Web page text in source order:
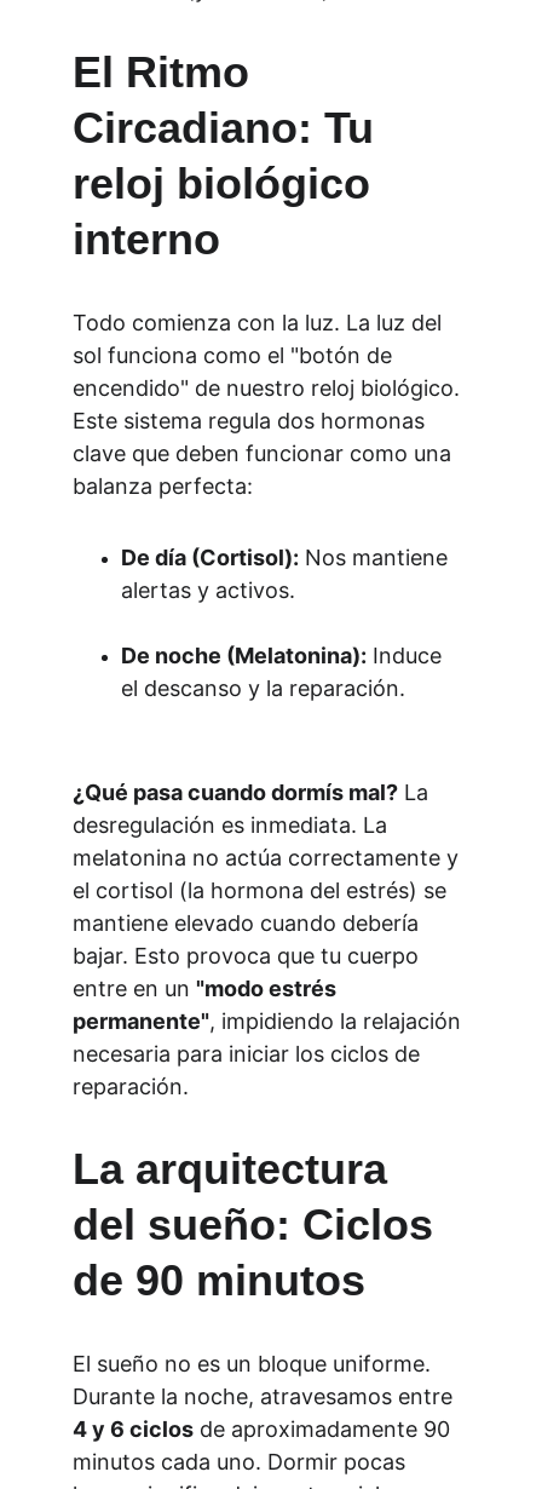
El Ritmo
Circadiano: Tu
reloj biológico
interno
Todo comienza con la luz. La luz del
sol funciona como el "botón de
encendido" de nuestro reloj biológico.
Este sistema regula dos hormonas
clave que deben funcionar como una
balanza perfecta:
De día (Cortisol): Nos mantiene
alertas y activos.
De noche (Melatonina): Induce
el descanso y la reparación.
¿Qué pasa cuando dormís mal? La
desregulación es inmediata. La
melatonina no actúa correctamente y
el cortisol (la hormona del estrés) se
mantiene elevado cuando debería
bajar. Esto provoca que tu cuerpo
entre en un "modo estrés
permanente", impidiendo la relajación
necesaria para iniciar los ciclos de
reparación.
La arquitectura
del sueño: Ciclos
de 90 minutos
El sueño no es un bloque uniforme.
Durante la noche, atravesamos entre
4 y 6 ciclos de aproximadamente 90
minutos cada uno. Dormir pocas